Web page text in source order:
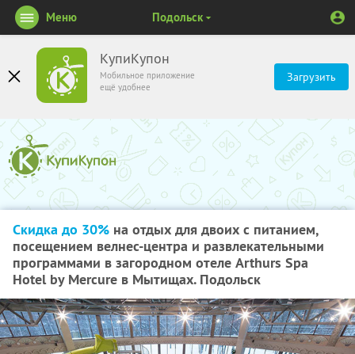
КупиКупон
Мобильное приложение
ещё удобнее
Загрузить
Меню Подольск
Скидка до 30% на отдых для двоих с питанием,
посещением велнес-центра и развлекательными
программами в загородном отеле Arthurs Spa
Hotel by Mercure в Мытищах. Подольск